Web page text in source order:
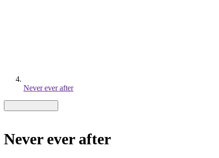
Never ever after
Never ever after